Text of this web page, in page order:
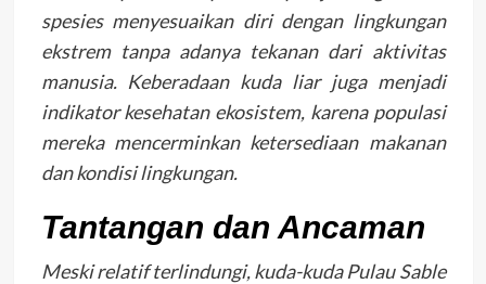
spesies menyesuaikan diri dengan lingkungan
ekstrem tanpa adanya tekanan dari aktivitas
manusia. Keberadaan kuda liar juga menjadi
indikator kesehatan ekosistem, karena populasi
mereka mencerminkan ketersediaan makanan
dan kondisi lingkungan.
Tantangan dan Ancaman
Meski relatif terlindungi, kuda-kuda Pulau Sable